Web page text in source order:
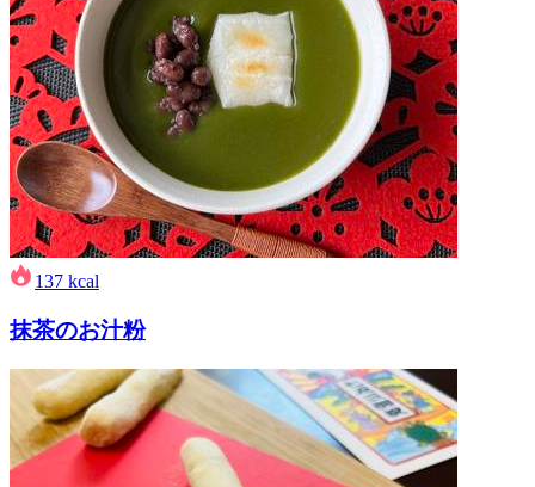
137 kcal
抹茶のお汁粉